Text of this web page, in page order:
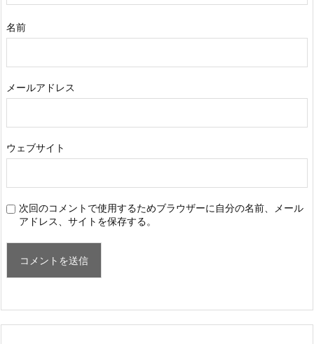
名前
メールアドレス
ウェブサイト
次回のコメントで使用するためブラウザーに自分の名前、メール
アドレス、サイトを保存する。